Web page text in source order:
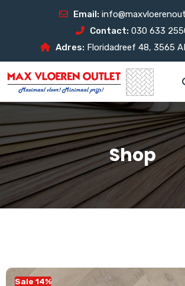
Email:
Contact: 030 633
Adres: Floridadreef 48, 3565
Shop
Sale 14%